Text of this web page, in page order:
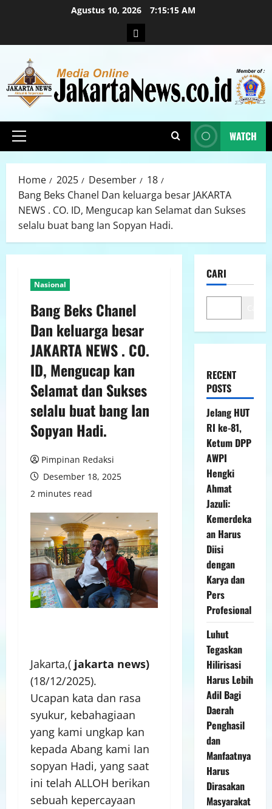
Agustus 10, 2026 7:15:16 AM
WATCH
Home 2025 Desember
18
Bang Beks Chanel Dan keluarga besar JAKARTA
NEWS . CO. ID, Mengucap kan Selamat dan Sukses
selalu buat bang Ian Sopyan Hadi.
Nasional
Bang Beks Chanel
Dan keluarga besar
JAKARTA NEWS . CO.
ID, Mengucap kan
Selamat dan Sukses
selalu buat bang Ian
Sopyan Hadi.
Pimpinan Redaksi
Desember 18, 2025
2 minutes read
Jakarta,( jakarta news)
(18/12/2025).
Ucapan kata dan rasa
syukur, kebahagiaan
yang kami ungkap kan
kepada Abang kami Ian
sopyan Hadi, yang saat
ini telah ALLOH berikan
sebuah kepercayaan
CARI
RECENT
POSTS
Jelang HUT
RI ke-81,
Ketum DPP
AWPI
Hengki
Ahmat
Jazuli:
Kemerdeka
an Harus
Diisi
dengan
Karya dan
Pers
Profesional
Luhut
Tegaskan
Hilirisasi
Harus Lebih
Adil Bagi
Daerah
Penghasil
dan
Manfaatnya
Harus
Dirasakan
Masyarakat